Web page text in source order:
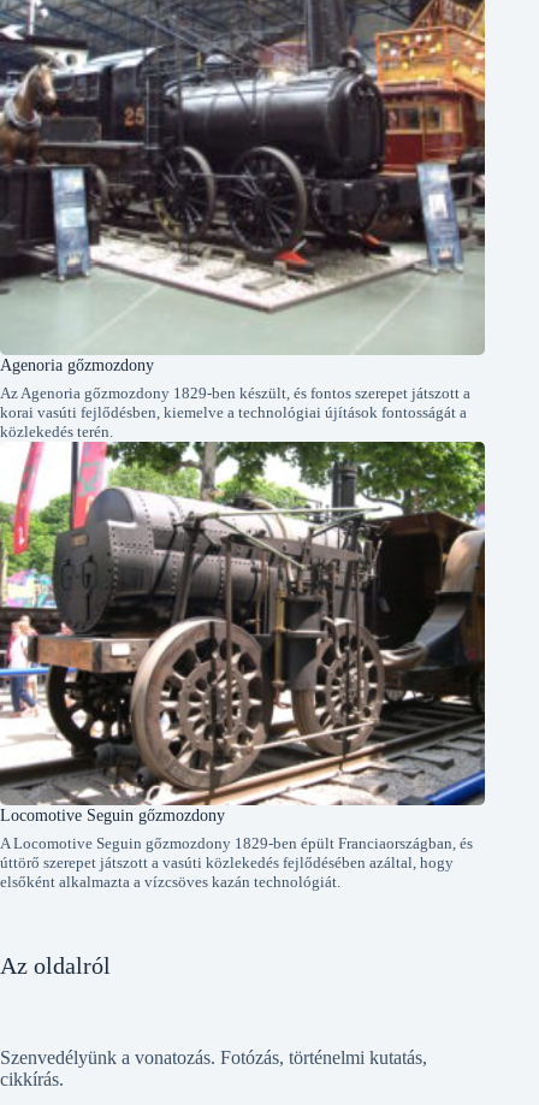
Agenoria gőzmozdony
Az Agenoria gőzmozdony 1829-ben készült, és fontos szerepet játszott a
korai vasúti fejlődésben, kiemelve a technológiai újítások fontosságát a
közlekedés terén.
Locomotive Seguin gőzmozdony
A Locomotive Seguin gőzmozdony 1829-ben épült Franciaországban, és
úttörő szerepet játszott a vasúti közlekedés fejlődésében azáltal, hogy
elsőként alkalmazta a vízcsöves kazán technológiát.
Az oldalról
Szenvedélyünk a vonatozás. Fotózás, történelmi kutatás,
cikkírás.